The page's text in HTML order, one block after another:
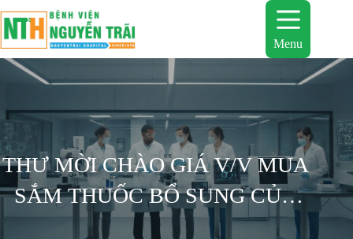
đến
phần
nội
dung
Menu
THƯ MỜI CHÀO GIÁ V/V MUA
SẮM THUỐC BỔ SUNG CỦA
NHÀ THUỐC BỆNH VIỆN